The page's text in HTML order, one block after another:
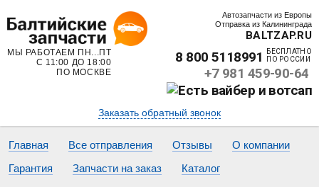
Автозапчасти из Европы
Отправка из Калининграда
BALTZAP.RU
МЫ РАБОТАЕМ ПН...ПТ
С 11:00 ДО 18:00
ПО МОСКВЕ
8 800 5118991
БЕСПЛАТНО
ПО РОССИИ
+7 981 459-90-64
Заказать обратный звонок
Главная Все отправления Отзывы
О компании
Гарантия
Запчасти на заказ Каталог